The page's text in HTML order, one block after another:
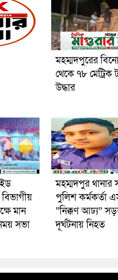
মহম্মদপুরের
থেকে ৭৮ মেট্রিক
উদ্ধার
মান
সভা
মহম্মদপুর থানার
পুলিশ কর্মকর্তা
“নিক্কণ আঢ্য”
দূর্ঘটনায় নিহত